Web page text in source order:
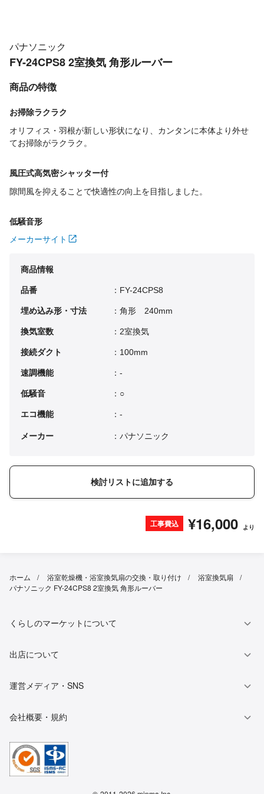
パナソニック
FY-24CPS8 2室換気 角形ルーバー
商品の特徴
お掃除ラクラク
オリフィス・羽根が新しい形状になり、カンタンに本体より外せ
てお掃除がラクラク。
風圧式高気密シャッター付
隙間風を抑えることで快適性の向上を目指しました。
低騒音形
メーカーサイト
商品情報
品番 ：FY-24CPS8
埋め込み形・寸法 ：角形 240mm
換気室数 ：2室換気
接続ダクト ：100mm
速調機能 ：-
低騒音 ：○
エコ機能 ：-
メーカー ：パナソニック
検討リストに追加する
工事費込 ¥16,000 より
ホーム 浴室乾燥機・浴室換気扇の交換・取り付け
浴室換気扇
パナソニック FY-24CPS8 2室換気 角形ルーバー
くらしのマーケットについて
出店について
運営メディア・SNS
会社概要・規約